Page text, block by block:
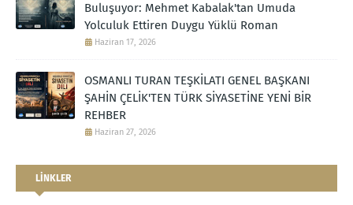
Buluşuyor: Mehmet Kabalak'tan Umuda
Yolculuk Ettiren Duygu Yüklü Roman
Haziran 17, 2026
OSMANLI TURAN TEŞKİLATI GENEL BAŞKANI
ŞAHİN ÇELİK'TEN TÜRK SİYASETİNE YENİ BİR
REHBER
Haziran 27, 2026
LİNKLER